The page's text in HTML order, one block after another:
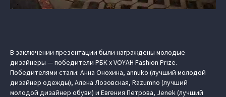
В заключении презентации были награждены молодые
дизайнеры — победители РБК х VOYAH Fashion Prize.
Победителями стали: Анна Онохина, annuko (лучший молодой
дизайнер одежды), Алена Лозовская, Razumno (лучший
молодой дизайнер обуви) и Евгения Петрова, Jenek (лучший